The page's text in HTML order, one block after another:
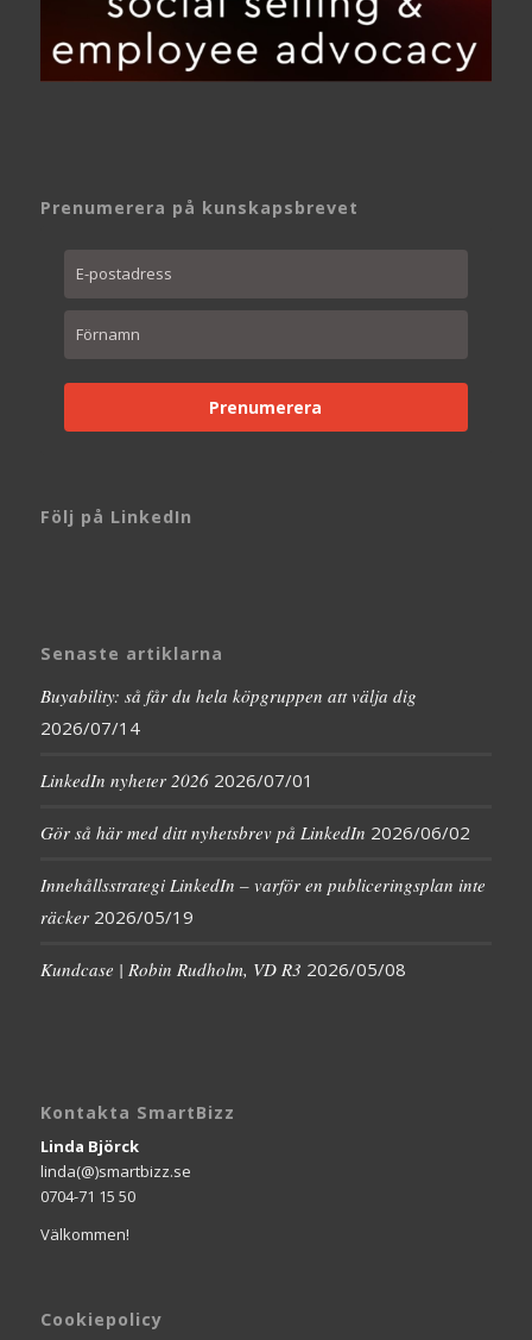
Prenumerera på kunskapsbrevet
Prenumerera
Följ på LinkedIn
Senaste artiklarna
Buyability: så får du hela köpgruppen att välja dig
2026/07/14
LinkedIn nyheter 2026 2026/07/01
Gör så här med ditt nyhetsbrev på LinkedIn 2026/06/02
Innehållsstrategi LinkedIn – varför en publiceringsplan inte
räcker 2026/05/19
Kundcase | Robin Rudholm, VD R3 2026/05/08
Kontakta SmartBizz
Linda Björck
linda(@)smartbizz.se
0704-71 15 50
Välkommen!
Cookiepolicy